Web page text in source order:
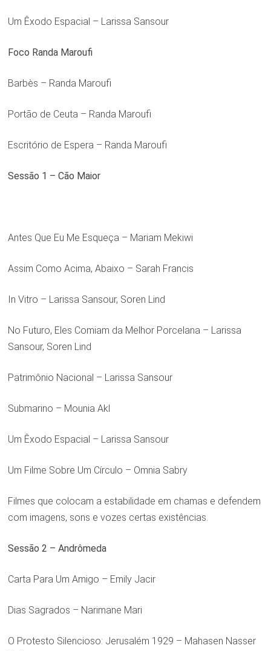
Um Êxodo Espacial – Larissa Sansour
Foco Randa Maroufi
Barbès – Randa Maroufi
Portão de Ceuta – Randa Maroufi
Escritório de Espera – Randa Maroufi
Sessão 1 – Cão Maior
Antes Que Eu Me Esqueça – Mariam Mekiwi
Assim Como Acima, Abaixo – Sarah Francis
In Vitro – Larissa Sansour, Soren Lind
No Futuro, Eles Comiam da Melhor Porcelana – Larissa
Sansour, Soren Lind
Patrimônio Nacional – Larissa Sansour
Submarino – Mounia Akl
Um Êxodo Espacial – Larissa Sansour
Um Filme Sobre Um Círculo – Omnia Sabry
Filmes que colocam a estabilidade em chamas e defendem
com imagens, sons e vozes certas existências.
Sessão 2 – Andrômeda
Carta Para Um Amigo – Emily Jacir
Dias Sagrados – Narimane Mari
O Protesto Silencioso: Jerusalém 1929 – Mahasen Nasser